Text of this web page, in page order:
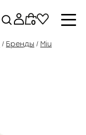
0
/ Бренды / Miu